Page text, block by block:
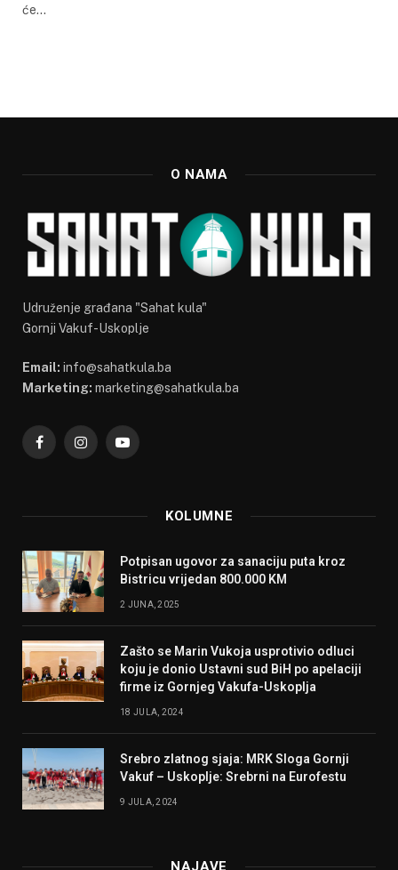
će…
O NAMA
Udruženje građana "Sahat kula"
Gornji Vakuf-Uskoplje
Email: info@sahatkula.ba
Marketing: marketing@sahatkula.ba
FacebookInstagramYouTube
KOLUMNE
Potpisan ugovor za sanaciju puta kroz
Bistricu vrijedan 800.000 KM
2 JUNA, 2025
Zašto se Marin Vukoja usprotivio odluci
koju je donio Ustavni sud BiH po apelaciji
firme iz Gornjeg Vakufa-Uskoplja
18 JULA, 2024
Srebro zlatnog sjaja: MRK Sloga Gornji
Vakuf – Uskoplje: Srebrni na Eurofestu
9 JULA, 2024
NAJAVE